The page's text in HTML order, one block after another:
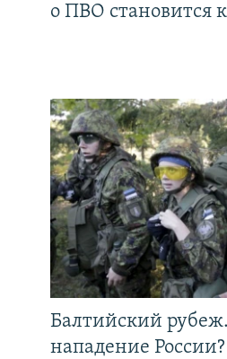
о ПВО становится
Балтийский
нападение России?